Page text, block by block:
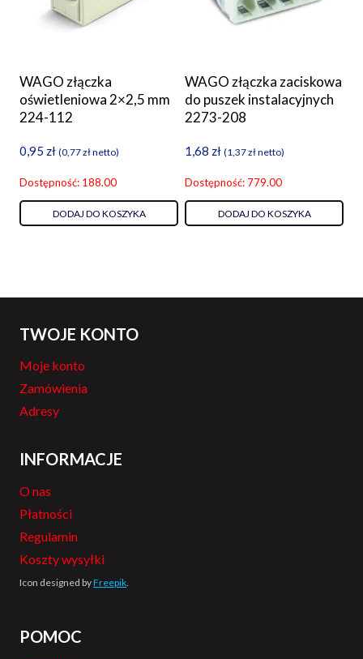
WAGO złączka
oświetleniowa 2×2,5 mm
224-112
0,95 zł (0,77złnetto)
Dostępność: 188.00
DODAJ DO KOSZYKA
WAGO złączka zaciskowa
do puszek instalacyjnych
2273-208
1,68 zł (1,37złnetto)
Dostępność: 779.00
DODAJ DO KOSZYKA
TWOJE KONTO
Moje konto
Zamówienia
Adresy
INFORMACJE
O nas
Płatności
Regulamin
Koszty wysyłki
Icon designed byFreepik
POMOC